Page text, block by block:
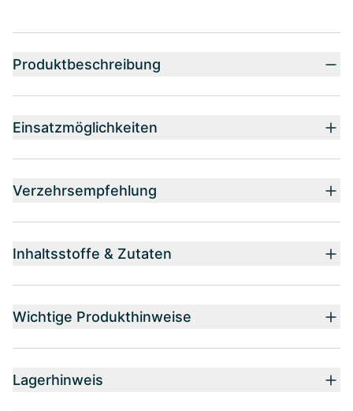
Produktbeschreibung
Einsatzmöglichkeiten
Verzehrsempfehlung
Inhaltsstoffe & Zutaten
Wichtige Produkthinweise
Lagerhinweis